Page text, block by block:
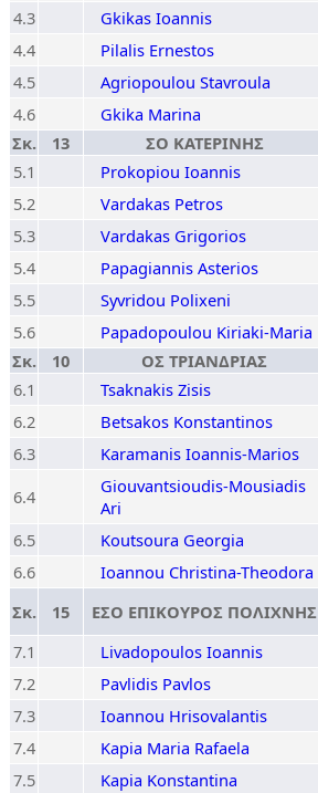
4.3 Gkikas Ioannis
4.4
Pilalis Ernestos
4.5
Agriopoulou Stavroula
4.6
Gkika Marina
Σκ.
13 ΣΟ ΚΑΤΕΡΙΝΗΣ
5.1
Prokopiou Ioannis
5.2
Vardakas Petros
5.3
Vardakas Grigorios
5.4
Papagiannis Asterios
5.5
Syvridou Polixeni
5.6
Papadopoulou Kiriaki-Maria
Σκ.
10 ΟΣ ΤΡΙΑΝΔΡΙΑΣ
6.1
Tsaknakis Zisis
6.2
Betsakos Konstantinos
6.3
Karamanis Ioannis-Marios
6.4
Giouvantsioudis-Mousiadis
Ari
6.5
Koutsoura Georgia
6.6
Ioannou Christina-Theodora
Σκ.
15 ΕΣΟ ΕΠΙΚΟΥΡΟΣ ΠΟΛΙΧΝΗΣ
7.1
Livadopoulos Ioannis
7.2
Pavlidis Pavlos
7.3
Ioannou Hrisovalantis
7.4
Kapia Maria Rafaela
7.5
Kapia Konstantina